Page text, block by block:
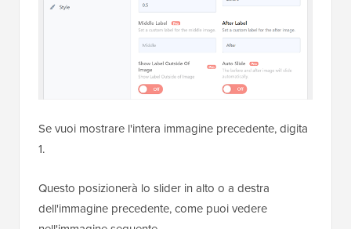
Se vuoi mostrare l'intera immagine precedente, digita
1.
Questo posizionerà lo slider in alto o a destra
dell'immagine precedente, come puoi vedere